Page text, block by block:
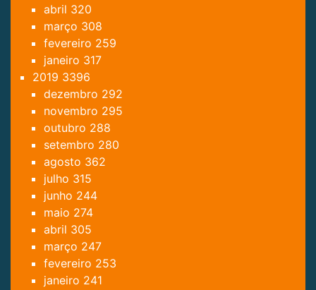
abril 320
março 308
fevereiro 259
janeiro 317
2019 3396
dezembro 292
novembro 295
outubro 288
setembro 280
agosto 362
julho 315
junho 244
maio 274
abril 305
março 247
fevereiro 253
janeiro 241